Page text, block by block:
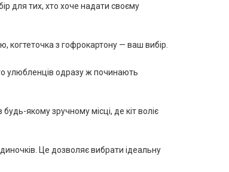
для тих, хто хоче надати своєму
когтеточка з гофрокартону — ваш вибір.
улюбленців одразу ж починають
якому зручному місці, де кіт воліє
Це дозволяє вибрати ідеальну